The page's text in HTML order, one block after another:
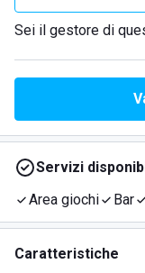
Sei il gestore di
Servizi
Area giochi
Bar
Caratteristiche